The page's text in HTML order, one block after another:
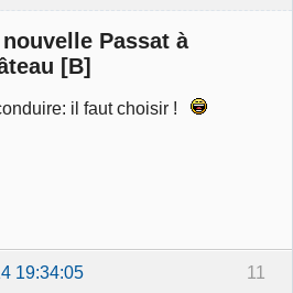
Passat à
[B]
il faut choisir !
11
19:34:05